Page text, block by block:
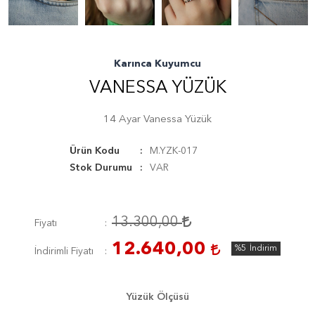
Karınca Kuyumcu
VANESSA YÜZÜK
14 Ayar Vanessa Yüzük
Ürün Kodu
M.YZK-017
Stok Durumu
VAR
Fiyatı 13.300,00
İndirimli Fiyatı 12.640,00 %5 İndirim
Yüzük Ölçüsü